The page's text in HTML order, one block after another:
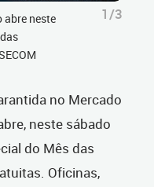
abre neste
1/3
no Mercado
neste sábado
do Mês das
Oficinas,